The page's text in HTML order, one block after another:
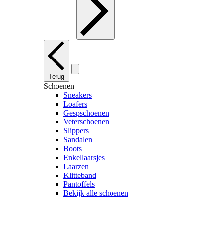
Terug
Schoenen
Sneakers
Loafers
Gespschoenen
Veterschoenen
Slippers
Sandalen
Boots
Enkellaarsjes
Laarzen
Klitteband
Pantoffels
Bekijk alle schoenen